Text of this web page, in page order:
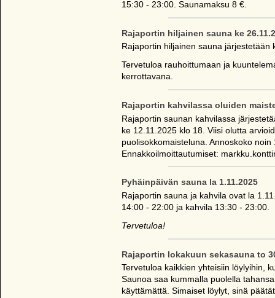
15:30 - 23:00. Saunamaksu 8 €.
Rajaportin hiljainen sauna ke
Rajaportin hiljainen sauna
Tervetuloa rauhoittumaan ja
kerrottavana.
Rajaportin kahvilassa oluiden
Rajaportin saunan kahvilassa
ke 12.11.2025 klo 18. Viisi olutta
puolisokkomaisteluna. Annoskoko
Ennakkoilmoittautumiset:
Pyhäinpäivän sauna la 1.11.2025
Rajaportin sauna ja kahvila ovat la
14:00 - 22:00 ja kahvila 13:30 - 23:00.
Tervetuloa!
Rajaportin lokakuun sekasauna to
Tervetuloa kaikkien yhteisiin löylyihin,
Saunoa saa kummalla puolella
käyttämättä. Simaiset löylyt, sinä